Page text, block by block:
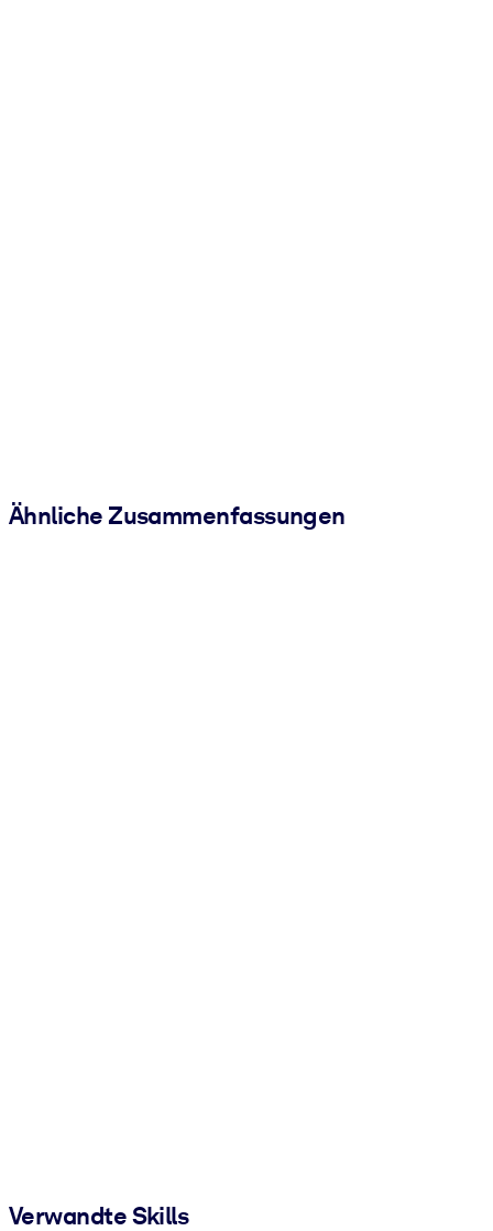
Ähnliche Zusammenfassungen
Verwandte Skills